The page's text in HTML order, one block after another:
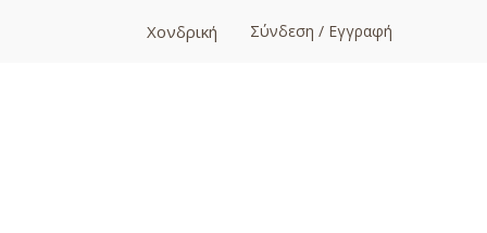
Χονδρική Σύνδεση / Εγγραφή